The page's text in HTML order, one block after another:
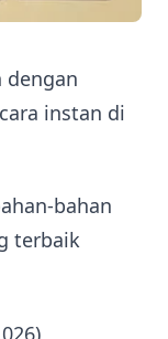
dengan
instan di
bahan
terbaik